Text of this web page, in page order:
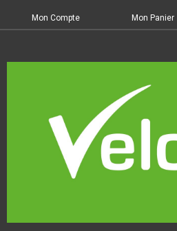
Mon Compte Mon Panier